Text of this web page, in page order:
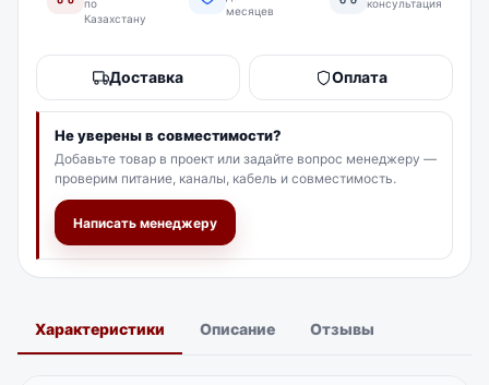
по
Казахстану
месяцев
консультация
Доставка Оплата
Не уверены в совместимости?
Добавьте товар в проект или задайте вопрос менеджеру —
проверим питание, каналы, кабель и совместимость.
Написать менеджеру
Характеристики Описание Отзывы